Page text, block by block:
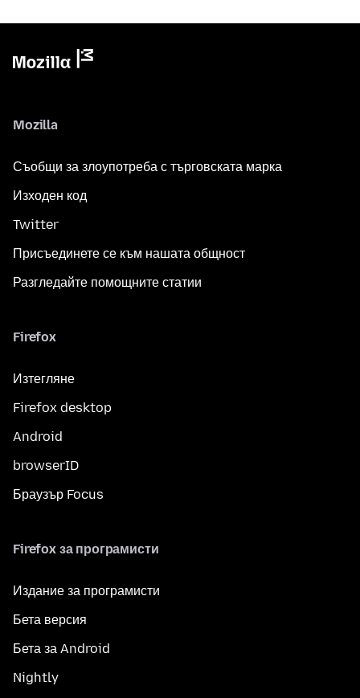
Mozilla
Съобщи за злоупотреба с търговската марка
Изходен код
Twitter
Присъединете се към нашата общност
Разгледайте помощните статии
Firefox
Изтегляне
Firefox desktop
Android
browserID
Браузър Focus
Firefox за програмисти
Издание за програмисти
Бета версия
Бета за Android
Nightly